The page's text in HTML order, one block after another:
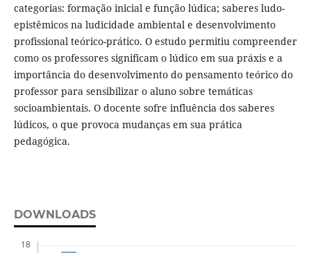
categorias: formação inicial e função lúdica; saberes ludo-
epistêmicos na ludicidade ambiental e desenvolvimento
profissional teórico-prático. O estudo permitiu compreender
como os professores significam o lúdico em sua práxis e a
importância do desenvolvimento do pensamento teórico do
professor para sensibilizar o aluno sobre temáticas
socioambientais. O docente sofre influência dos saberes
lúdicos, o que provoca mudanças em sua prática
pedagógica.
DOWNLOADS